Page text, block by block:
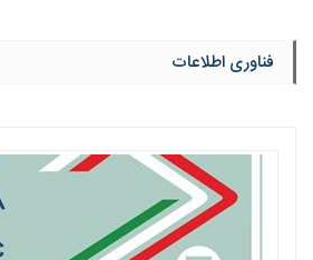
فناوری اطلاعات